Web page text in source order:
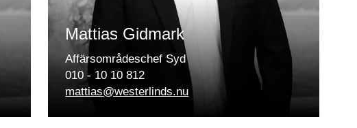
Mattias Gidmark
Affärsområdeschef Syd
010 - 10 10 812
mattias@westerlinds.nu